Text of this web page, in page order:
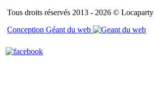
Tous droits réservés 2013 - 2026 © Locaparty
Conception Géant du web